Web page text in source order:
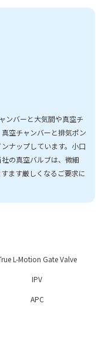
ンバーと大気間や真空チ
空チャンバーと排気ポン
ナップしています。小口
の真空バルブは、微細
ます厳しくなるご要求に
L-Motion Gate Valve
IPV
APC